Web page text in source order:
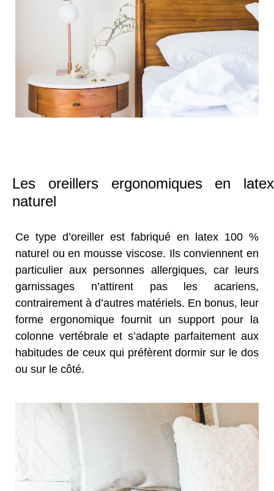
Les oreillers ergonomiques en latex
naturel
Ce type d’oreiller est fabriqué en latex 100 %
naturel ou en mousse viscose. Ils conviennent en
particulier aux personnes allergiques, car leurs
garnissages n’attirent pas les acariens,
contrairement à d’autres matériels. En bonus, leur
forme ergonomique fournit un support pour la
colonne vertébrale et s’adapte parfaitement aux
habitudes de ceux qui préfèrent dormir sur le dos
ou sur le côté.